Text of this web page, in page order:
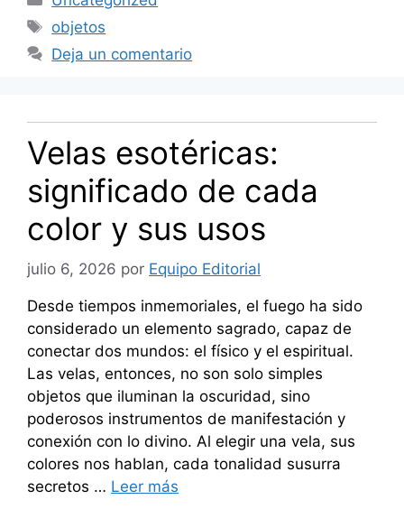
Etiquetas
objetos
Deja un comentario
Velas esotéricas:
significado de cada
color y sus usos
julio 6, 2026 por Equipo Editorial
Desde tiempos inmemoriales, el fuego ha sido
considerado un elemento sagrado, capaz de
conectar dos mundos: el físico y el espiritual.
Las velas, entonces, no son solo simples
objetos que iluminan la oscuridad, sino
poderosos instrumentos de manifestación y
conexión con lo divino. Al elegir una vela, sus
colores nos hablan, cada tonalidad susurra
secretos … Leer más